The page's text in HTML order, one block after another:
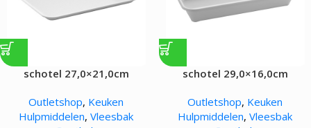
schotel 27,0×21,0cm
Outletshop, Keuken
Hulpmiddelen, Vleesbak
schotel 29,0×16,0cm
Outletshop, Keuken
Hulpmiddelen, Vleesbak